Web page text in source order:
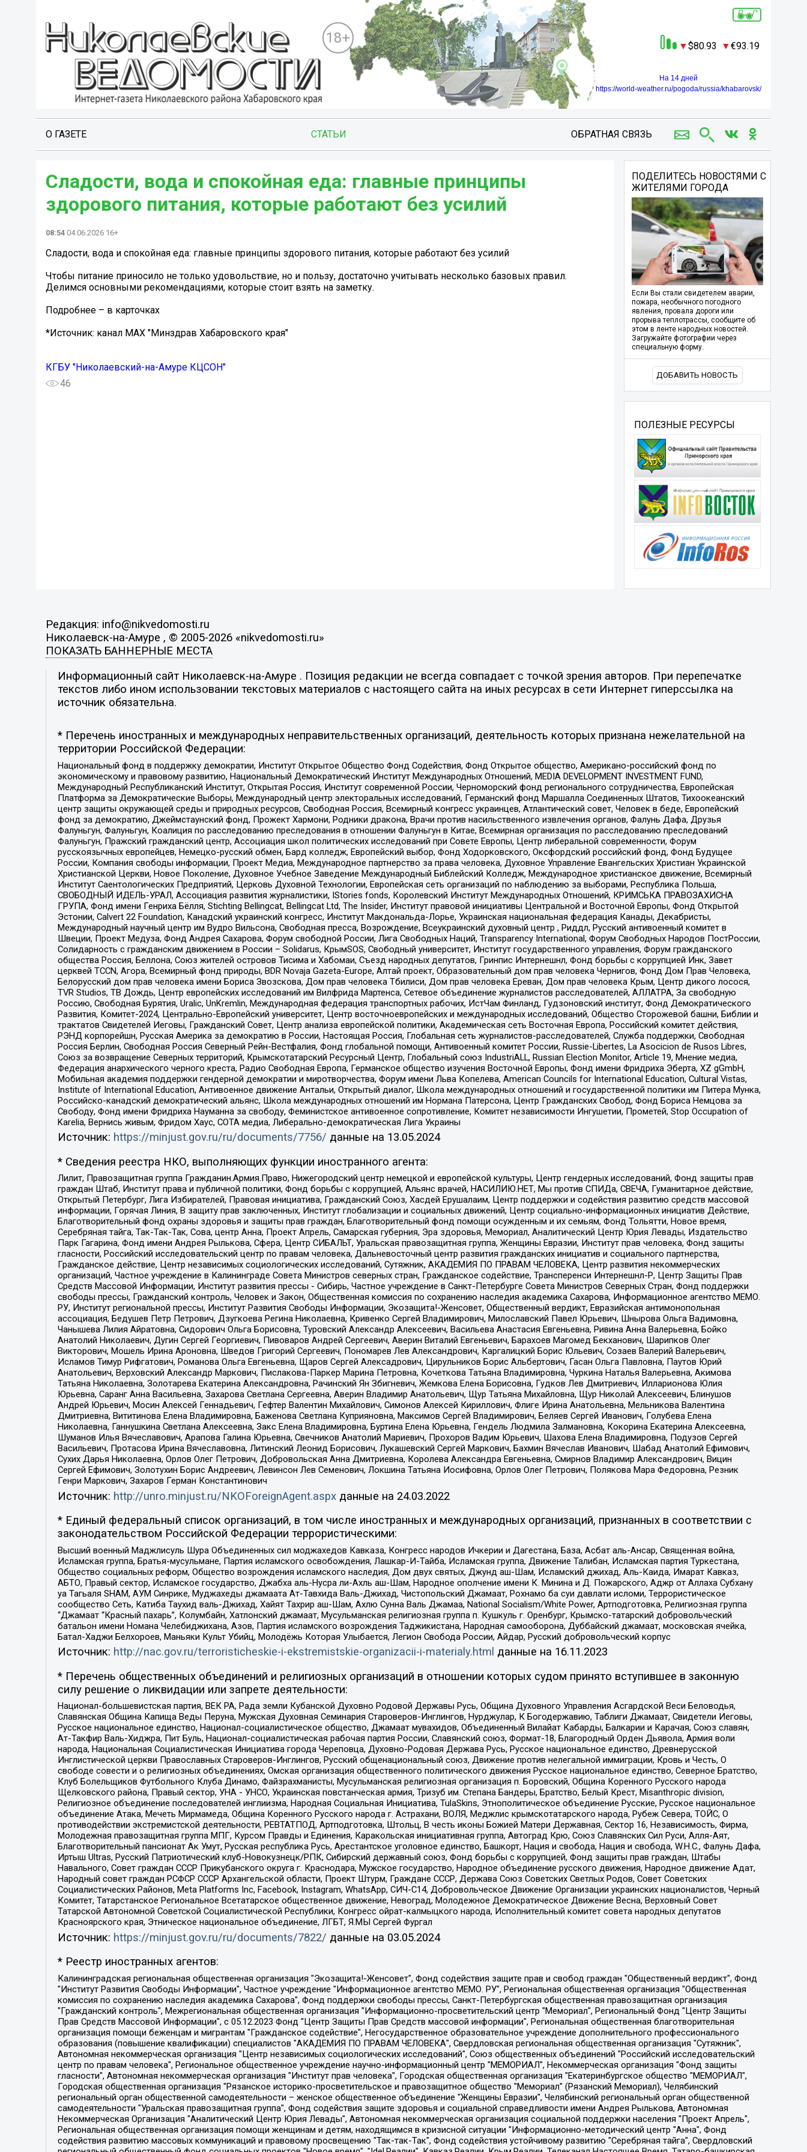
18+
80.93 93.19
На 14 дней
https://world-weather.ru/pogoda/russia/khabarovsk/
О ГАЗЕТЕ СТАТЬИ ОБРАТНАЯ СВЯЗЬ
Сладости, вода и спокойная еда: главные принципы
здорового питания, которые работают без усилий
08:54 04.06.2026 16+
Сладости, вода и спокойная еда: главные принципы здорового питания, которые работают без усилий
Чтобы питание приносило не только удовольствие, но и пользу, достаточно учитывать несколько базовых правил.
Делимся основными рекомендациями, которые стоит взять на заметку.
Подробнее – в карточках
*Источник: канал МАХ "Минздрав Хабаровского края"
КГБУ "Николаевский-на-Амуре КЦСОН"
46
ПОДЕЛИТЕСЬ НОВОСТЯМИ С
ЖИТЕЛЯМИ ГОРОДА
Если Вы стали свидетелем аварии,
пожара, необычного погодного
явления, провала дороги или
прорыва теплотрассы, сообщите об
этом в ленте народных новостей.
Загружайте фотографии через
специальную форму.
ДОБАВИТЬ НОВОСТЬ
ПОЛЕЗНЫЕ РЕСУРСЫ
Редакция: info@nikvedomosti.ru
Николаевск-на-Амуре , © 2005-2026 «nikvedomosti.ru»
ПОКАЗАТЬ БАННЕРНЫЕ МЕСТА
Информационный сайт Николаевск-на-Амуре . Позиция редакции не всегда совпадает с точкой зрения авторов. При перепечатке
текстов либо ином использовании текстовых материалов с настоящего сайта на иных ресурсах в сети Интернет гиперссылка на
источник обязательна.
* Перечень иностранных и международных неправительственных организаций, деятельность которых признана нежелательной на
территории Российской Федерации:
Национальный фонд в поддержку демократии, Институт Открытое Общество Фонд Содействия, Фонд Открытое общество, Американо-российский фонд по
экономическому и правовому развитию, Национальный Демократический Институт Международных Отношений, MEDIA DEVELOPMENT INVESTMENT FUND,
Международный Республиканский Институт, Открытая Россия, Институт современной России, Черноморский фонд регионального сотрудничества, Европейская
Платформа за Демократические Выборы, Международный центр электоральных исследований, Германский фонд Маршалла Соединенных Штатов, Тихоокеанский
центр защиты окружающей среды и природных ресурсов, Свободная Россия, Всемирный конгресс украинцев, Атлантический совет, Человек в беде, Европейский
фонд за демократию, Джеймстаунский фонд, Прожект Хармони, Родники дракона, Врачи против насильственного извлечения органов, Фалунь Дафа, Друзья
Фалуньгун, Фалуньгун, Коалиция по расследованию преследования в отношении Фалуньгун в Китае, Всемирная организация по расследованию преследований
Фалуньгун, Пражский гражданский центр, Ассоциация школ политических исследований при Совете Европы, Центр либеральной современности, Форум
русскоязычных европейцев, Немецко-русский обмен, Бард колледж, Европейский выбор, Фонд Ходорковского, Оксфордский российский фонд, Фонд Будущее
России, Компания свободы информации, Проект Медиа, Международное партнерство за права человека, Духовное Управление Евангельских Христиан Украинской
Христианской Церкви, Новое Поколение, Духовное Учебное Заведение Международный Библейский Колледж, Международное христианское движение, Всемирный
Институт Саентологических Предприятий, Церковь Духовной Технологии, Европейская сеть организаций по наблюдению за выборами, Республика Польша,
СВОБОДНЫЙ ИДЕЛЬ-УРАЛ, Ассоциация развития журналистики, IStories fonds, Королевский Институт Международных Отношений, КРИМСЬКА ПРАВОЗАХИСНА
ГРУПА, Фонд имени Генриха Бёлля, Stichting Bellingcat, Bellingcat Ltd, The Insider, Институт правовой инициативы Центральной и Восточной Европы, Фонд Открытой
Эстонии, Calvert 22 Foundation, Канадский украинский конгресс, Институт Макдональда-Лорье, Украинская национальная федерация Канады, Декабристы,
Международный научный центр им Вудро Вильсона, Свободная пресса, Возрождение, Всеукраинский духовный центр , Риддл, Русский антивоенный комитет в
Швеции, Проект Медуза, Фонд Андрея Сахарова, Форум свободной России, Лига Свободных Наций, Transparеncy International, Форум Свободных Народов ПостРоссии,
Солидарность с гражданским движением в России – Solidarus, КрымSOS, Свободный университет, Институт государственного управления, Форум гражданского
общества Россия, Беллона, Союз жителей островов Тисима и Хабомаи, Съезд народных депутатов, Гринпис Интернешнл, Фонд борьбы с коррупцией Инк, Завет
церквей TCCN, Агора, Всемирный фонд природы, BDR Novaja Gazeta-Europe, Алтай проект, Образовательный дом прав человека Чернигов, Фонд Дом Прав Человека,
Белорусский дом прав человека имени Бориса Звозскова, Дом прав человека Тбилиси, Дом прав человека Ереван, Дом прав человека Крым, Центр дикого лосося,
TVR Studios, ТВ Дождь, Центр европейских исследований им Вилфрида Мартенса, Сетевое объединение журналистов расследователей, АЛЛАТРА, За свободную
Россию, Свободная Бурятия, Uralic, UnKremlin, Международная федерация транспортных рабочих, ИстЧам Финланд, Гудзоновский институт, Фонд Демократического
Развития, Комитет-2024, Центрально-Европейский университет, Центр восточноевропейских и международных исследований, Общество Сторожевой башни, Библии и
трактатов Свидетелей Иеговы, Гражданский Совет, Центр анализа европейской политики, Академическая сеть Восточная Европа, Российский комитет действия,
РЭНД корпорейшн, Русская Америка за демократию в России, Настоящая Россия, Глобальная сеть журналистов-расследователей, Служба поддержки, Свободная
Россия Берлин, Свободная Россия Северный Рейн-Вестфалия, Фонд глобальной помощи, Антивоенный комитет России, Russie-Libertes, La Asocicion de Rusos Libres,
Союз за возвращение Северных территорий, Крымскотатарский Ресурсный Центр, Глобальный союз IndustriALL, Russian Election Monitor, Article 19, Мнение медиа,
Федерация анархического черного креста, Радио Свободная Европа, Германское общество изучения Восточной Европы, Фонд имени Фридриха Эберта, XZ gGmbH,
Мобильная академия поддержки гендерной демократии и миротворчества, Форум имени Льва Копелева, American Councils for International Education, Cultural Vistas,
Institute of International Education, Антивоенное движение Антальи, Открытый диалог, Школа международных отношений и государственной политики им Питера Мунка,
Российско-канадский демократический альянс, Школа международных отношений им Нормана Патерсона, Центр Гражданских Свобод, Фонд Бориса Немцова за
Свободу, Фонд имени Фридриха Науманна за свободу, Феминистское антивоенное сопротивление, Комитет независимости Ингушетии, Прометей, Stop Occupation of
Karelia, Вернись живым, Фридом Хаус, СОТА медиа, Либерально-демократическая Лига Украины
Источник: https://minjust.gov.ru/ru/documents/7756/ данные на 13.05.2024
* Сведения реестра НКО, выполняющих функции иностранного агента:
Лилит, Правозащитная группа Гражданин.Армия.Право, Нижегородский центр немецкой и европейской культуры, Центр гендерных исследований, Фонд защиты прав
граждан Штаб, Институт права и публичной политики, Фонд борьбы с коррупцией, Альянс врачей, НАСИЛИЮ.НЕТ, Мы против СПИДа, СВЕЧА, Гуманитарное действие,
Открытый Петербург, Лига Избирателей, Правовая инициатива, Гражданский Союз, Хасдей Ерушалаим, Центр поддержки и содействия развитию средств массовой
информации, Горячая Линия, В защиту прав заключенных, Институт глобализации и социальных движений, Центр социально-информационных инициатив Действие,
Благотворительный фонд охраны здоровья и защиты прав граждан, Благотворительный фонд помощи осужденным и их семьям, Фонд Тольятти, Новое время,
Серебряная тайга, Так-Так-Так, Сова, центр Анна, Проект Апрель, Самарская губерния, Эра здоровья, Мемориал, Аналитический Центр Юрия Левады, Издательство
Парк Гагарина, Фонд имени Андрея Рылькова, Сфера, Центр СИБАЛЬТ, Уральская правозащитная группа, Женщины Евразии, Институт прав человека, Фонд защиты
гласности, Российский исследовательский центр по правам человека, Дальневосточный центр развития гражданских инициатив и социального партнерства,
Гражданское действие, Центр независимых социологических исследований, Сутяжник, АКАДЕМИЯ ПО ПРАВАМ ЧЕЛОВЕКА, Центр развития некоммерческих
организаций, Частное учреждение в Калининграде Совета Министров северных стран, Гражданское содействие, Трансперенси Интернешнл-Р, Центр Защиты Прав
Средств Массовой Информации, Институт развития прессы - Сибирь, Частное учреждение в Санкт-Петербурге Совета Министров Северных Стран, Фонд поддержки
свободы прессы, Гражданский контроль, Человек и Закон, Общественная комиссия по сохранению наследия академика Сахарова, Информационное агентство МЕМО.
РУ, Институт региональной прессы, Институт Развития Свободы Информации, Экозащита!-Женсовет, Общественный вердикт, Евразийская антимонопольная
ассоциация, Бедушев Петр Петрович, Дзугкоева Регина Николаевна, Кривенко Сергей Владимирович, Милославский Павел Юрьевич, Шнырова Ольга Вадимовна,
Чанышева Лилия Айратовна, Сидорович Ольга Борисовна, Туровский Александр Алексеевич, Васильева Анастасия Евгеньевна, Ривина Анна Валерьевна, Бойко
Анатолий Николаевич, Дугин Сергей Георгиевич, Пивоваров Андрей Сергеевич, Аверин Виталий Евгеньевич, Барахоев Магомед Бекханович, Шарипков Олег
Викторович, Мошель Ирина Ароновна, Шведов Григорий Сергеевич, Пономарев Лев Александрович, Каргалицкий Борис Юльевич, Созаев Валерий Валерьевич,
Исламов Тимур Рифгатович, Романова Ольга Евгеньевна, Щаров Сергей Алексадрович, Цирульников Борис Альбертович, Гасан Ольга Павловна, Паутов Юрий
Анатольевич, Верховский Александр Маркович, Пислакова-Паркер Марина Петровна, Кочеткова Татьяна Владимировна, Чуркина Наталья Валерьевна, Акимова
Татьяна Николаевна, Золотарева Екатерина Александровна, Рачинский Ян Збигневич, Жемкова Елена Борисовна, Гудков Лев Дмитриевич, Илларионова Юлия
Юрьевна, Саранг Анна Васильевна, Захарова Светлана Сергеевна, Аверин Владимир Анатольевич, Щур Татьяна Михайловна, Щур Николай Алексеевич, Блинушов
Андрей Юрьевич, Мосин Алексей Геннадьевич, Гефтер Валентин Михайлович, Симонов Алексей Кириллович, Флиге Ирина Анатольевна, Мельникова Валентина
Дмитриевна, Вититинова Елена Владимировна, Баженова Светлана Куприяновна, Максимов Сергей Владимирович, Беляев Сергей Иванович, Голубева Елена
Николаевна, Ганнушкина Светлана Алексеевна, Закс Елена Владимировна, Буртина Елена Юрьевна, Гендель Людмила Залмановна, Кокорина Екатерина Алексеевна,
Шуманов Илья Вячеславович, Арапова Галина Юрьевна, Свечников Анатолий Мариевич, Прохоров Вадим Юрьевич, Шахова Елена Владимировна, Подузов Сергей
Васильевич, Протасова Ирина Вячеславовна, Литинский Леонид Борисович, Лукашевский Сергей Маркович, Бахмин Вячеслав Иванович, Шабад Анатолий Ефимович,
Сухих Дарья Николаевна, Орлов Олег Петрович, Добровольская Анна Дмитриевна, Королева Александра Евгеньевна, Смирнов Владимир Александрович, Вицин
Сергей Ефимович, Золотухин Борис Андреевич, Левинсон Лев Семенович, Локшина Татьяна Иосифовна, Орлов Олег Петрович, Полякова Мара Федоровна, Резник
Генри Маркович, Захаров Герман Константинович
Источник: http://unro.minjust.ru/NKOForeignAgent.aspxданные на 24.03.2022
* Единый федеральный список организаций, в том числе иностранных и международных организаций, признанных в соответствии с
законодательством Российской Федерации террористическими:
Высший военный Маджлисуль Шура Объединенных сил моджахедов Кавказа, Конгресс народов Ичкерии и Дагестана, База, Асбат аль-Ансар, Священная война,
Исламская группа, Братья-мусульмане, Партия исламского освобождения, Лашкар-И-Тайба, Исламская группа, Движение Талибан, Исламская партия Туркестана,
Общество социальных реформ, Общество возрождения исламского наследия, Дом двух святых, Джунд аш-Шам, Исламский джихад, Аль-Каида, Имарат Кавказ,
АБТО, Правый сектор, Исламское государство, Джабха аль-Нусра ли-Ахль аш-Шам, Народное ополчение имени К. Минина и Д. Пожарского, Аджр от Аллаха Субхану
уа Тагьаля SHAM, АУМ Синрике, Муджахеды джамаата Ат-Тавхида Валь-Джихад, Чистопольский Джамаат, Рохнамо ба суи давлати исломи, Террористическое
сообщество Сеть, Катиба Таухид валь-Джихад, Хайят Тахрир аш-Шам, Ахлю Сунна Валь Джамаа, National Socialism/White Power, Артподготовка, Религиозная группа
“Джамаат “Красный пахарь”, Колумбайн, Хатлонский джамаат, Мусульманская религиозная группа п. Кушкуль г. Оренбург, Крымско-татарский добровольческий
батальон имени Номана Челебиджихана, Азов, Партия исламского возрождения Таджикистана, Народная самооборона, Дуббайский джамаат, московская ячейка,
Батал-Хаджи Белхороев, Маньяки Культ Убийц, Молодёжь Которая Улыбается, Легион Свобода России, Айдар, Русский добровольческий корпус
Источник: http://nac.gov.ru/terroristicheskie-i-ekstremistskie-organizacii-i-materialy.html данные на 16.11.2023
* Перечень общественных объединений и религиозных организаций в отношении которых судом принято вступившее в законную
силу решение о ликвидации или запрете деятельности:
Национал-большевистская партия, ВЕК РА, Рада земли Кубанской Духовно Родовой Державы Русь, Община Духовного Управления Асгардской Веси Беловодья,
Славянская Община Капища Веды Перуна, Мужская Духовная Семинария Староверов-Инглингов, Нурджулар, К Богодержавию, Таблиги Джамаат, Свидетели Иеговы,
Русское национальное единство, Национал-социалистическое общество, Джамаат мувахидов, Объединенный Вилайат Кабарды, Балкарии и Карачая, Союз славян,
Ат-Такфир Валь-Хиджра, Пит Буль, Национал-социалистическая рабочая партия России, Славянский союз, Формат-18, Благородный Орден Дьявола, Армия воли
народа, Национальная Социалистическая Инициатива города Череповца, Духовно-Родовая Держава Русь, Русское национальное единство, Древнерусской
Инглистической церкви Православных Староверов-Инглингов, Русский общенациональный союз, Движение против нелегальной иммиграции, Кровь и Честь, О
свободе совести и о религиозных объединениях, Омская организация общественного политического движения Русское национальное единство, Северное Братство,
Клуб Болельщиков Футбольного Клуба Динамо, Файзрахманисты, Мусульманская религиозная организация п. Боровский, Община Коренного Русского народа
Щелковского района, Правый сектор, УНА - УНСО, Украинская повстанческая армия, Тризуб им. Степана Бандеры, Братство, Белый Крест, Misanthropic division,
Религиозное объединение последователей инглиизма, Народная Социальная Инициатива, TulaSkins, Этнополитическое объединение Русские, Русское национальное
объединение Атака, Мечеть Мирмамеда, Община Коренного Русского народа г. Астрахани, ВОЛЯ, Меджлис крымскотатарского народа, Рубеж Севера, ТОЙС, О
противодействии экстремистской деятельности, РЕВТАТПОД, Артподготовка, Штольц, В честь иконы Божией Матери Державная, Сектор 16, Независимость, Фирма,
Молодежная правозащитная группа МПГ, Курсом Правды и Единения, Каракольская инициативная группа, Автоград Крю, Союз Славянских Сил Руси, Алля-Аят,
Благотворительный пансионат Ак Умут, Русская республика Русь, Арестантское уголовное единство, Башкорт, Нация и свобода, Нация и свобода, W.H.С., Фалунь Дафа,
Иртыш Ultras, Русский Патриотический клуб-Новокузнецк/РПК, Сибирский державный союз, Фонд борьбы с коррупцией, Фонд защиты прав граждан, Штабы
Навального, Совет граждан СССР Прикубанского округа г. Краснодара, Мужское государство, Народное объединение русского движения, Народное движение Адат,
Народный совет граждан РСФСР СССР Архангельской области, Проект Штурм, Граждане СССР, Держава Союз Советских Светлых Родов, Совет Советских
Социалистических Районов, Meta Platforms Inc, Facebook, Instagram, WhatsApp, СИЧ-С14, Добровольческое Движение Организации украинских националистов, Черный
Комитет, Татарстанское Региональное Всетатарское общественное движение, Невоград, Молодежное Демократическое Движение Весна, Верховный Совет
Татарской Автономной Советской Социалистической Республики, Конгресс ойрат-калмыцкого народа, Исполнительный комитет совета народных депутатов
Красноярского края, Этническое национальное объединение, ЛГБТ, Я.МЫ Сергей Фургал
Источник: https://minjust.gov.ru/ru/documents/7822/ данные на 03.05.2024
* Реестр иностранных агентов:
Калининградская региональная общественная организация "Экозащита!-Женсовет", Фонд содействия защите прав и свобод граждан "Общественный вердикт", Фонд "Институт Развития Свободы Информации", Частное учреждение "Информационное агентство МЕМО. РУ", Региональная общественная организация "Общественная комиссия по сохранению наследия академика Сахарова", Фонд поддержки свободы прессы, Санкт-Петербургская общественная правозащитная организация "Гражданский контроль", Межрегиональная общественная организация "Информационно-просветительский центр "Мемориал", Региональный Фонд "Центр Защиты Прав Средств Массовой Информации", с 05.12.2023 Фонд "Центр Защиты Прав Средств массовой информации", Региональная общественная благотворительная организация помощи беженцам и мигрантам "Гражданское содействие", Негосударственное образовательное учреждение дополнительного профессионального образования (повышение квалификации) специалистов "АКАДЕМИЯ ПО ПРАВАМ ЧЕЛОВЕКА", Свердловская региональная общественная организация "Сутяжник", Автономная некоммерческая организация "Центр независимых социологических исследований", Союз общественных объединений "Российский исследовательский центр по правам человека", Региональное общественное учреждение научно-информационный центр "МЕМОРИАЛ", Некоммерческая организация "Фонд защиты гласности", Автономная некоммерческая организация "Институт прав человека", Городская общественная организация "Екатеринбургское общество "МЕМОРИАЛ", Городская общественная организация "Рязанское историко-просветительское и правозащитное общество "Мемориал" (Рязанский Мемориал), Челябинский региональный орган общественной самодеятельности – женское общественное объединение "Женщины Евразии", Челябинский региональный орган общественной самодеятельности "Уральская правозащитная группа", Фонд содействия защите здоровья и социальной справедливости имени Андрея Рылькова, Автономная Некоммерческая Организация "Аналитический Центр Юрия Левады", Автономная некоммерческая организация социальной поддержки населения "Проект Апрель", Региональная общественная организация помощи женщинам и детям, находящимся в кризисной ситуации "Информационно-методический центр "Анна", Фонд содействия развитию массовых коммуникаций и правовому просвещению "Так-так-Так", Фонд содействия устойчивому развитию "Серебряная тайга", Свердловский региональный общественный фонд социальных проектов "Новое время", "Idel.Реалии", Кавказ.Реалии, Крым.Реалии, Телеканал Настоящее Время, Татаро-башкирская служба Радио Свобода (Azatliq Radiosi), Радио Свободная Европа/Радио Свобода (PCE/PC), "Сибирь.Реалии", "Фактограф", Благотворительный фонд помощи осужденным и их семьям, Автономная некоммерческая организация "Институт глобализации и социальных движений", Фонд "В защиту прав заключенных", Частное учреждение "Центр поддержки и содействия развитию средств массовой информации", Пензенский региональный общественный благотворительный фонд "Гражданский союз", "Север.Реалии", Некоммерческая организация Фонд "Правовая инициатива", Общество с ограниченной ответственностью "Радио Свободная Европа/Радио Свобода", Чешское информационное агентство "MEDIUM-ORIENT", Красноярская региональная общественная организация "Мы против СПИДа", Камалягин Денис Николаевич, Маркелов Сергей Евгеньевич, Пономарев Лев Александрович, Савицкая Людмила Алексеевна, Автономная некоммерческая организация "Центр по работе с проблемой насилия "НАСИЛИЮ.НЕТ", Межрегиональный профессиональный союз работников здравоохранения "Альянс врачей", Юридическое лицо, зарегистрированное в Латвийской Республике, SIA "Medusa Project" (регистрационный номер 40103797863, дата регистрации 10.06.2014), Некоммерческая организация "Фонд по борьбе с коррупцией", Автономная некоммерческая организация "Институт права и публичной политики", Баданин Роман Сергеевич, Гликин Максим Александрович, Железнова Мария Михайловна, Лукьянова Юлия Сергеевна, Маетная Елизавета Витальевна, Маняхин Петр Борисович, Чуракова Ольга Владимировна, Ярош Юлия Петровна, Юридическое лицо "The Insider SIA", зарегистрированное в Риге, Латвийская Республика (дата регистрации 26.06.2015), являющееся администратором доменного имени интернет-издания "The Insider SIA", https://theins.ru, Постернак Алексей Евгеньевич, Рубин Михаил Аркадьевич, Анин Роман Александрович, Юридическое лицо Istories fonds, зарегистрированное в Латвийской Республике (регистрационный номер 50008295751, дата регистрации 24.02.2020), Великовский Дмитрий Александрович, Долинина Ирина Николаевна, Мароховская Алеся Алексеевна, Шлейнов Роман Юрьевич, Шмагун Олеся Валентиновна, Общество с ограниченной ответственностью "Альтаир 2021", Общество с ограниченной ответственностью "Вега 2021", Общество с ограниченной ответственностью "Главный редактор 2021", Общество с ограниченной ответственностью "Ромашки монолит", Важенков Артем Валерьевич, Ивановская областная общественная организация "Центр гендерных исследований", Гурман Юрий Альбертович, Медиапроект "ОВД-Инфо", Егоров Владимир Владимирович, Жилинский Владимир Александрович, Общество с ограниченной ответственностью "ЗП", Иванова София Юрьевна, Карезина Инна Павловна, Кильтау Екатерина Викторовна, Петров Алексей Викторович, Пискунов Сергей Евгеньевич, Смирнов Сергей Сергеевич, Тихонов Михаил Сергеевич, Общество с ограниченной ответственностью "ЖУРНАЛИСТ-ИНОСТРАННЫЙ АГЕНТ", Арапова Галина Юрьевна, Вольтская Татьяна Анатольевна, Американская компания "Mason G.E.S. Anonymous Foundation" (США), являющаяся владельцем интернет-издания https://mnews.world/, Компания "Stichting Bellingcat", зарегистрированная в Нидерландах (дата регистрации 11.07.2018), Захаров Андрей Вячеславович, Клепиковская Екатерина Дмитриевна, Общество с ограниченной ответственностью "МЕМО", Перл Роман Александрович, Симонов Евгений Алексеевич, Соловьева Елена Анатольевна, Сотников Даниил Владимирович, Сурначева Елизавета Дмитриевна, Автономная некоммерческая организация по защите прав человека и информированию населения "Якутия – Наше Мнение", Общество с ограниченной ответственностью "Москоу диджитал медиа", с 26.01.2023 Общество с ограниченной ответственностью "Чайка Белые сады", Ветошкина Валерия Валерьевна, Заговора Максим Александрович, Межрегиональное общественное движение "Российская ЛГБТ - сеть", Оленичев Максим Владимирович, Павлов Иван Юрьевич, Скворцова Елена Сергеевна, Общество с ограниченной ответственностью "Как бы инагент", Кочетков Игорь Викторович, Общество с ограниченной ответственностью "Честные выборы", Еланчик Олег Александрович, Общество с ограниченной ответственностью "Нобелевский призыв", Гималова Регина Эмилевна, Григорьев Андрей Валерьевич, Григорьева Алина Александровна, Ассоциация по содействию защите прав призывников, альтернативнослужащих и военнослужащих "Правозащитная группа "Гражданин.Армия.Право", Хисамова Регина Фаритовна, Автономная некоммерческая организация по реализации социально-правовых программ "Лилит", Дальневосточное общественное движение "Маяк", Санкт-Петербургская ЛГБТ-инициативная группа "Выход", Инициативная группа ЛГБТ+ "Реверс", Алексеев Андрей Викторович, Бекбулатова Таисия Львовна, Беляев Иван Михайлович, Владыкина Елена Сергеевна, Гельман Марат Александрович, Никульшина Вероника Юрьевна, Толоконникова Надежда Андреевна, Шендерович Виктор Анатольевич, Общество с ограниченной ответственностью "Данное сообщение", Общество с ограниченной ответственностью Издательский дом "Новая глава", Айнбиндер Александра Александровна, Московский комьюнити-центр для ЛГБТ+инициатив, Благотворительный фонд развития филантропии, Deutsche Welle (Германия, Kurt-Schumacher-Strasse 3, 53113 Bonn), Борзунова Мария Михайловна, Воробьев Виктор Викторович, Голубева Анна Львовна, Константинова Алла Михайловна, Малкова Ирина Владимировна, Мурадов Мурад Абдулгалимович, Осетинская Елизавета Николаевна, Понасенков Евгений Николаевич, Ганапольский Матвей Юрьевич, Киселев Евгений Алексеевич, Борухович Ирина Григорьевна, Дремин Иван Тимофеевич, Дубровский Дмитрий Викторович, Красноярская региональная общественная организация поддержки и развития альтернативных образовательных технологий и межкультурных коммуникаций "ИНТЕРРА", Маяковская Екатерина Алексеевна, Фейгин Марк Захарович, Филимонов Андрей Викторович, Дзугкоева Регина Николаевна, Доброхотов Роман Александрович, Дудь Юрий Александрович, Елкин Сергей Владимирович, Кругликов Кирилл Игоревич, Сабунаева Мария Леонидовна, Семенов Алексей Владимирович, Шаинян Карен Багратович, Шульман Екатерина Михайловна, Асафьев Артур Валерьевич, Вахштайн Виктор Семенович, Венедиктов Алексей Алексеевич, Лушникова Екатерина Евгеньевна, Волков Леонид Михайлович, Невзоров Александр Глебович, Пархоменко Сергей Борисович, Сироткин Ярослав Николаевич, Кара-Мурза Владимир Владимирович, Баранова Наталья Владимировна, Гозман Леонид Яковлевич, Кагарлицкий Борис Юльевич, Климарев Михаил Валерьевич, Милов Владимир Станиславович, Автономная некоммерческая организация Краснодарский центр современного искусства "Типография", Моргенштерн Алишер Тагирович, Соболь Любовь Эдуардовна, Общество с ограниченной ответственностью "ЛИЗА НОРМ", Каспаров Гарри Кимович, Ходорковский Михаил Борисович, Общество с ограниченной ответственностью "Апрельские тезисы", Данилович Ирина Брониславовна, Кашин Олег Владимирович, Петров Николай Владимирович, Пивоваров Алексей Владимирович, Соколов Михаил Владимирович, Цветкова Юлия Владимировна, Чичваркин Евгений Александрович, Комитет против пыток/Команда против пыток, Общество с ограниченной ответственностью "Первый научный", Общество с ограниченной ответственностью "Вертолет и ко", Белоцерковская Вероника Борисовна, Кац Максим Евгеньевич, Лазарева Татьяна Юрьевна, Шаведдинов Руслан Табризович, Яшин Илья Валерьевич, Общество с ограниченной ответственностью "Иноагент ААВ", Алешковский Дмитрий Петрович, Альбац Евгения Марковна, Быков Дмитрий Львович, Галямина Юлия Евгеньевна, Лойко Сергей Леонидович, Мартынов Кирилл Константинович, Медведев Сергей Александрович, Крашенинников Федор Геннадиевич, Гордеева Катерина Вл